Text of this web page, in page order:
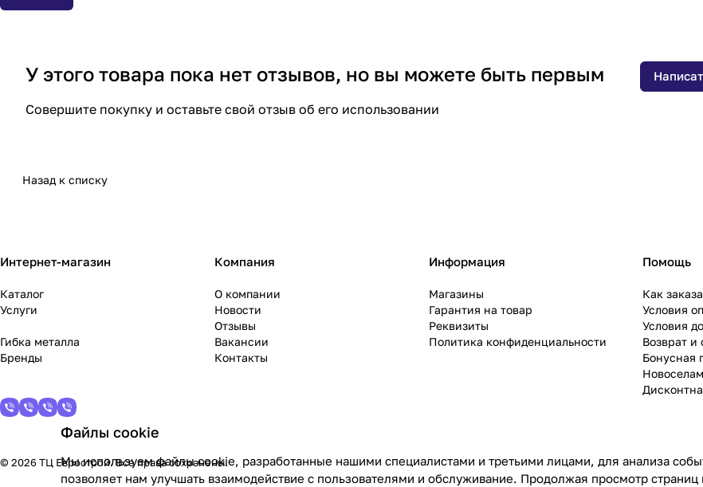
У этого товара пока нет отзывов, но вы можете быть первым
Совершите покупку и оставьте свой отзыв об его использовании
Назад к списку
Интернет-магазин
Каталог
Услуги
Гибка металла
Бренды
Компания
О компании
Новости
Отзывы
Вакансии
Контакты
Информация
Магазины
Гарантия на товар
Реквизиты
Политика конфиденциальности
Помощь
Как
Условия
Условия
Возврат и
Бонусная
Новоселам
© 2026 ТЦ Еврострой. Все права сохранены.
Файлы cookie
Мы используем файлы cookie, разработанные нашими специалистами и третьими лицами, для анализа
позволяет нам улучшать взаимодействие с пользователями и обслуживание. Продолжая просмотр